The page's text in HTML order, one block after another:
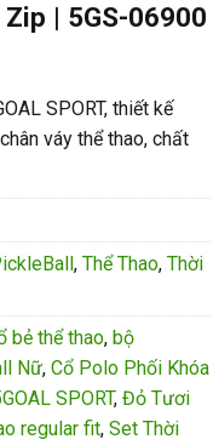
| 5GS-06900
SPORT, thiết kế
váy thể thao, chất
, Thể Thao, Thời
bẻ thể thao, bộ
Nữ, Cổ Polo Phối Khóa
SPORT, Đỏ Tươi
regular fit, Set Thời